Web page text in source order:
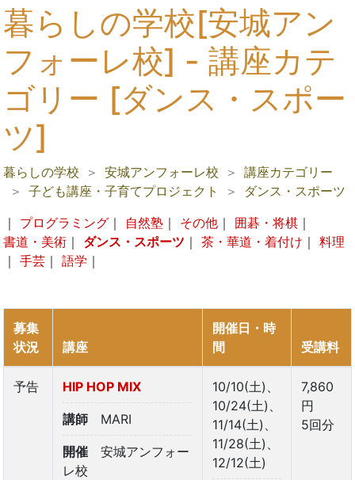
暮らしの学校[安城アン
フォーレ校] - 講座カテ
ゴリー [ダンス・スポー
ツ]
暮らしの学校 安城アンフォーレ校
講座カテゴリー
子ども講座・子育てプロジェクト
ダンス・スポーツ
｜ プログラミング ｜ 自然塾 ｜ その他 ｜ 囲碁・将棋 ｜
書道・美術 ｜ ダンス・スポーツ ｜ 茶・華道・着付け ｜ 料理
｜ 手芸 ｜ 語学 ｜
募集
状況
講座
開催日・時
間
受講料
予告 HIP HOP MIX
講師 MARI
開催
安城アンフォー
レ校
10/10(土)、
10/24(土)、
11/14(土)、
11/28(土)、
12/12(土)
7,860
円
5回分